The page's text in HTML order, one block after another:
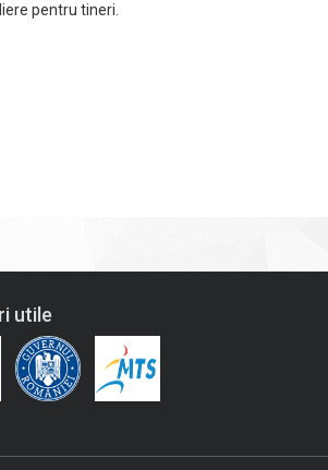
pentru tineri.
utile